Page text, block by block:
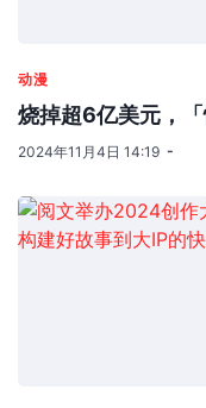
动漫
烧掉超6亿美元，
2024年11月4日 14:19